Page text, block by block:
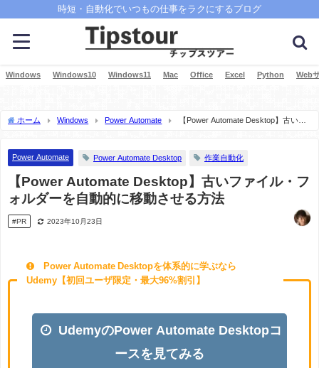
時短・自動化でいつもの仕事をラクにするブログ
Windows Windows10 Windows11 Mac Office Excel Python Web
ホーム Windows Power Automate
【Power Automate Desktop】古いフ
Power Automate Power Automate Desktop 作業自動化
【Power Automate Desktop】古いファイル・フ
ォルダーを自動的に移動させる方法
#PR 2023年10月23日
Power Automate Desktopを体系的に学ぶなら
Udemy【初回ユーザ限定・最大96%割引】
UdemyのPower Automate Desktopコ
ースを見てみる